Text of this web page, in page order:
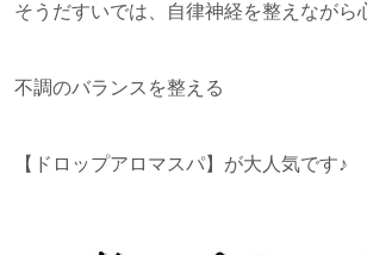
そうだすいでは、自律神経を整えながら
不調のバランスを整える
【ドロップアロマスパ】が大人気です♪